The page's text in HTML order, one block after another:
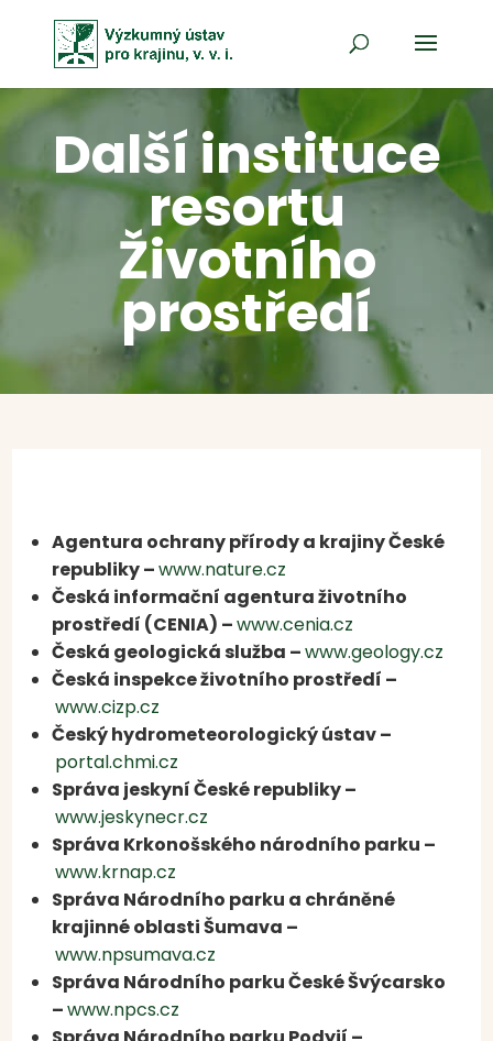
Další instituce
resortu
Životního
prostředí
Agentura ochrany přírody a krajiny České
republiky –www.nature.cz
Česká informační agentura životního
prostředí (CENIA) –www.cenia.cz
Česká geologická služba –www.geology.cz
Česká inspekce životního prostředí –
www.cizp.cz
Český hydrometeorologický ústav –
portal.chmi.cz
Správa jeskyní České republiky –
www.jeskynecr.cz
Správa Krkonošského národního parku –
www.krnap.cz
Správa Národního parku a chráněné
krajinné oblasti Šumava –
www.npsumava.cz
Správa Národního parku České Švýcarsko
–www.npcs.cz